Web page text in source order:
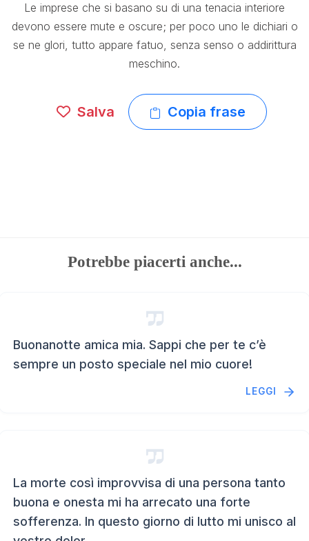
Le imprese che si basano su di una tenacia interiore
devono essere mute e oscure; per poco uno le dichiari o
se ne glori, tutto appare fatuo, senza senso o addirittura
meschino.
Salva Copia frase
Potrebbe piacerti anche...
Buonanotte amica mia. Sappi che per te c’è
sempre un posto speciale nel mio cuore!
LEGGI
La morte così improvvisa di una persona tanto
buona e onesta mi ha arrecato una forte
sofferenza. In questo giorno di lutto mi unisco al